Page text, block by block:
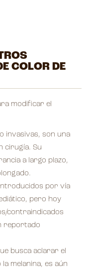
COLOR DE
modificar el
invasivas, son una
cirugía. Su
a largo plazo,
por vía
pero hoy
contraindicados
reportado
busca aclarar el
melanina, es aún